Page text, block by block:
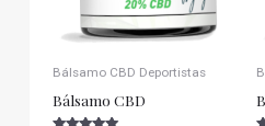
Bálsamo CBD Deportistas
Bálsamo CBD